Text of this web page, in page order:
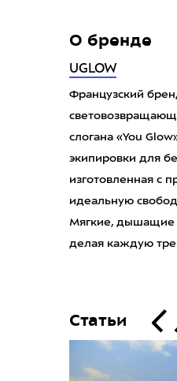
О бренде
UGLOW
Французский
слогана «You
экипировки для
изготовленная с
идеальную
Мягкие, дышащие
делая каждую
Статьи